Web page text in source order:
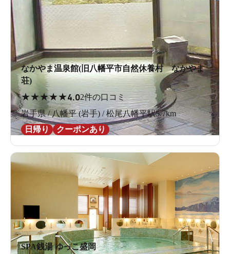
なかやま温泉館(旧八幡平市自然休養村 なかやま
荘)
★★★★★4.02件の口コミ
岩手県 / 八幡平 (岩手) / 松尾八幡平駅5.7km
日帰り
クーポンあり
SPA銭湯 ゆっこ盛岡